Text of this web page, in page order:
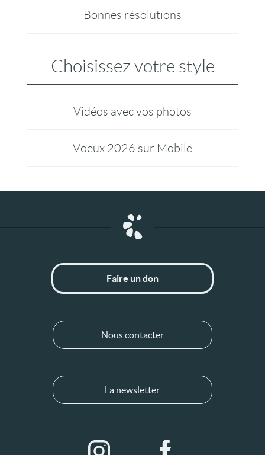
Bonnes résolutions
Choisissez votre style
Vidéos avec vos photos
Voeux 2026 sur Mobile
Faire un don
Nous contacter
La newsletter